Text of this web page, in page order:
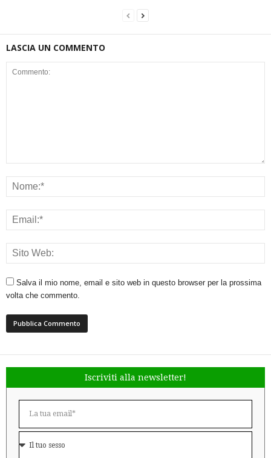
LASCIA UN COMMENTO
Salva il mio nome, email e sito web in questo browser per la prossima
volta che commento.
Iscriviti alla newsletter!